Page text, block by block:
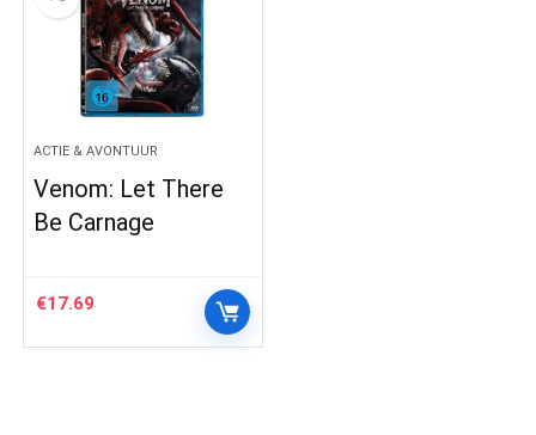
ACTIE & AVONTUUR
Venom: Let There
Be Carnage
€17.69